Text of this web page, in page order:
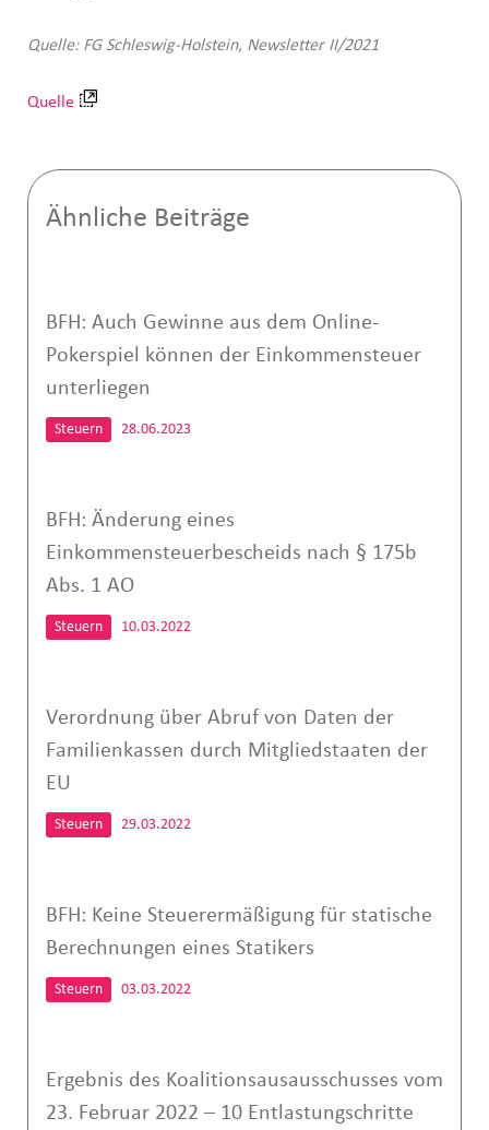
Quelle: FG Schleswig-Holstein, Newsletter II/2021
Quelle
Ähnliche Beiträge
BFH: Auch Gewinne aus dem Online-
Pokerspiel können der Einkommensteuer
unterliegen
Steuern 28.06.2023
BFH: Änderung eines
Einkommensteuerbescheids nach § 175b
Abs. 1 AO
Steuern 10.03.2022
Verordnung über Abruf von Daten der
Familienkassen durch Mitgliedstaaten der
EU
Steuern 29.03.2022
BFH: Keine Steuerermäßigung für statische
Berechnungen eines Statikers
Steuern 03.03.2022
Ergebnis des Koalitionsausausschusses vom
23. Februar 2022 – 10 Entlastungschritte